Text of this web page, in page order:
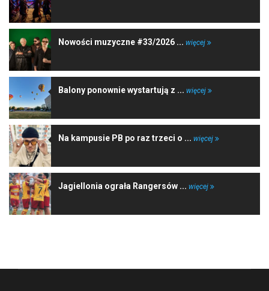
Nowości muzyczne #33/2026 ... więcej
Balony ponownie wystartują z ... więcej
Na kampusie PB po raz trzeci o ... więcej
Jagiellonia ograła Rangersów ... więcej